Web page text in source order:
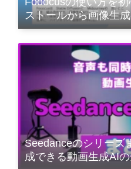
ストールから画像生
Seedanceのシリーズ
成できる動画生成AI